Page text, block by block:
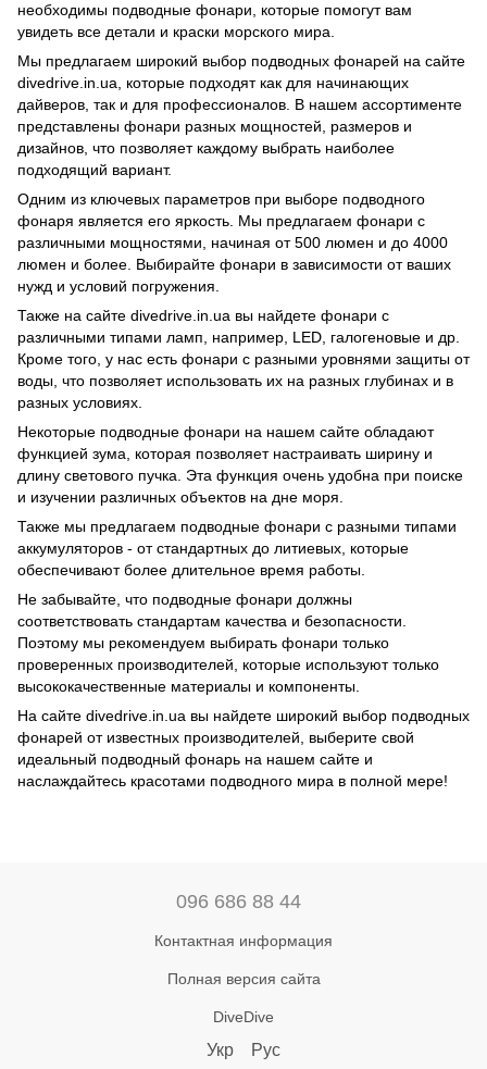
необходимы подводные фонари, которые помогут вам
увидеть все детали и краски морского мира.
Мы предлагаем широкий выбор подводных фонарей на сайте
divedrive.in.ua, которые подходят как для начинающих
дайверов, так и для профессионалов. В нашем ассортименте
представлены фонари разных мощностей, размеров и
дизайнов, что позволяет каждому выбрать наиболее
подходящий вариант.
Одним из ключевых параметров при выборе подводного
фонаря является его яркость. Мы предлагаем фонари с
различными мощностями, начиная от 500 люмен и до 4000
люмен и более. Выбирайте фонари в зависимости от ваших
нужд и условий погружения.
Также на сайте divedrive.in.ua вы найдете фонари с
различными типами ламп, например, LED, галогеновые и др.
Кроме того, у нас есть фонари с разными уровнями защиты от
воды, что позволяет использовать их на разных глубинах и в
разных условиях.
Некоторые подводные фонари на нашем сайте обладают
функцией зума, которая позволяет настраивать ширину и
длину светового пучка. Эта функция очень удобна при поиске
и изучении различных объектов на дне моря.
Также мы предлагаем подводные фонари с разными типами
аккумуляторов - от стандартных до литиевых, которые
обеспечивают более длительное время работы.
Не забывайте, что подводные фонари должны
соответствовать стандартам качества и безопасности.
Поэтому мы рекомендуем выбирать фонари только
проверенных производителей, которые используют только
высококачественные материалы и компоненты.
На сайте divedrive.in.ua вы найдете широкий выбор подводных
фонарей от известных производителей, выберите свой
идеальный подводный фонарь на нашем сайте и
наслаждайтесь красотами подводного мира в полной мере!
096 686 88 44
Контактная информация
Полная версия сайта
DiveDive
Укр Рус